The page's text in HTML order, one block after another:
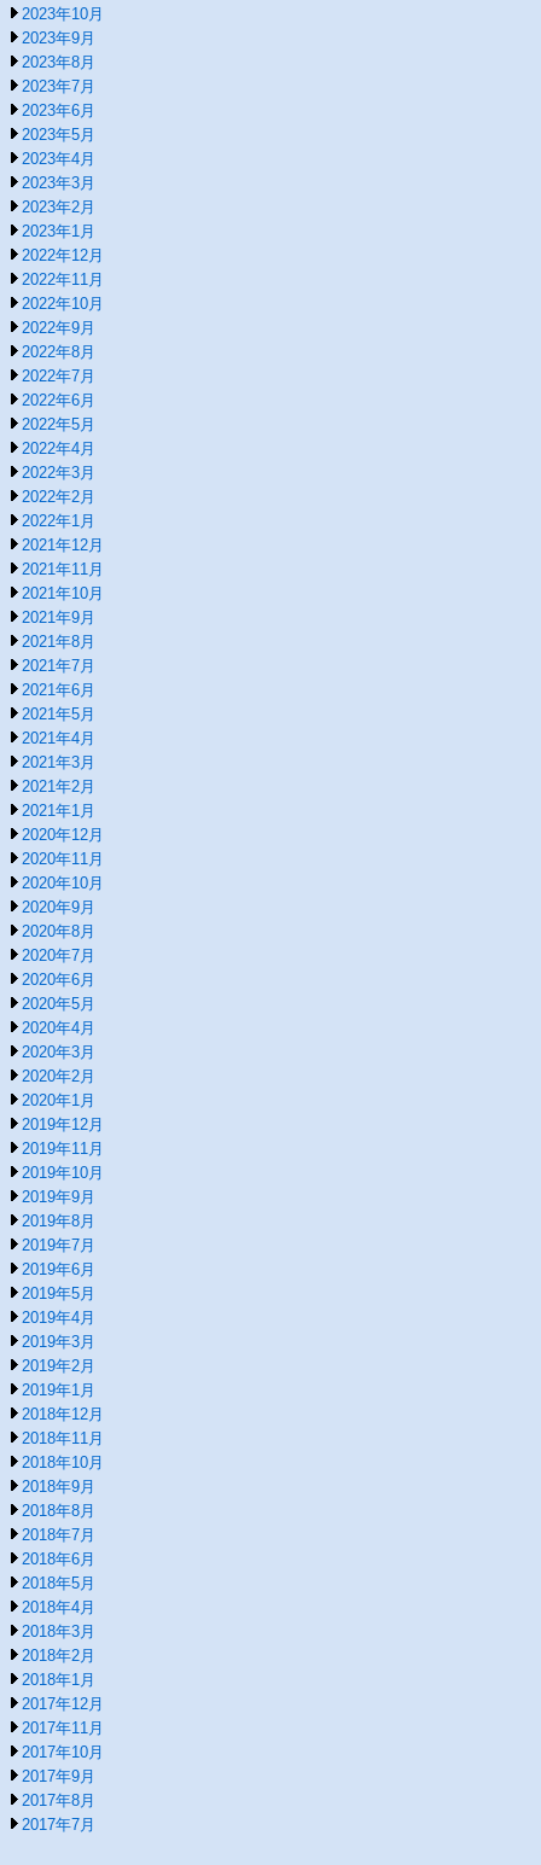
2023年10月
2023年9月
2023年8月
2023年7月
2023年6月
2023年5月
2023年4月
2023年3月
2023年2月
2023年1月
2022年12月
2022年11月
2022年10月
2022年9月
2022年8月
2022年7月
2022年6月
2022年5月
2022年4月
2022年3月
2022年2月
2022年1月
2021年12月
2021年11月
2021年10月
2021年9月
2021年8月
2021年7月
2021年6月
2021年5月
2021年4月
2021年3月
2021年2月
2021年1月
2020年12月
2020年11月
2020年10月
2020年9月
2020年8月
2020年7月
2020年6月
2020年5月
2020年4月
2020年3月
2020年2月
2020年1月
2019年12月
2019年11月
2019年10月
2019年9月
2019年8月
2019年7月
2019年6月
2019年5月
2019年4月
2019年3月
2019年2月
2019年1月
2018年12月
2018年11月
2018年10月
2018年9月
2018年8月
2018年7月
2018年6月
2018年5月
2018年4月
2018年3月
2018年2月
2018年1月
2017年12月
2017年11月
2017年10月
2017年9月
2017年8月
2017年7月